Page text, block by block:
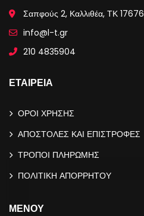
Σαπφούς 2, Καλλιθέα, ΤΚ 17676
info@l-t.gr
210 4835904
ΕΤΑΙΡΕΙΑ
ΟΡΟΙ ΧΡΗΣΗΣ
ΑΠΟΣΤΟΛΕΣ ΚΑΙ ΕΠΙΣΤΡΟΦΕΣ
ΤΡΟΠΟΙ ΠΛΗΡΩΜΗΣ
ΠΟΛΙΤΙΚΗ ΑΠΟΡΡΗΤΟΥ
ΜΕΝΟΥ